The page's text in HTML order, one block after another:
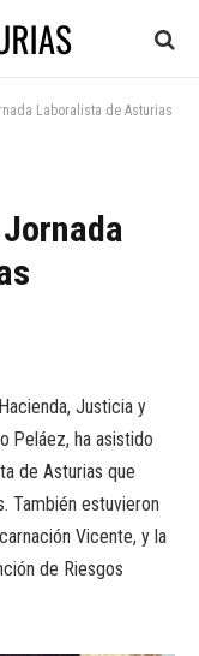
Laboralista de Asturias
Justicia y
Peláez, ha asistido
de Asturias que
También estuvieron
Vicente, y la
de Riesgos